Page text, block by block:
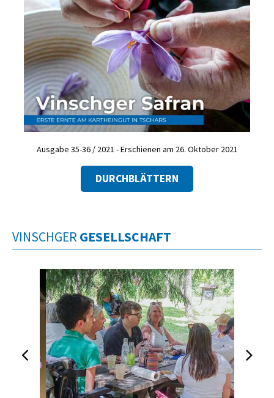
Ausgabe 35-36 / 2021 - Erschienen am 26. Oktober 2021
DURCHBLÄTTERN
VINSCHGER GESELLSCHAFT